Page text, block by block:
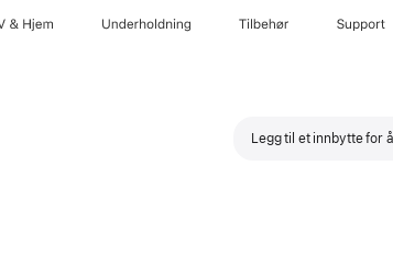
og Hjem Underholdning Tilbehør Support
Legg til et innbytte for